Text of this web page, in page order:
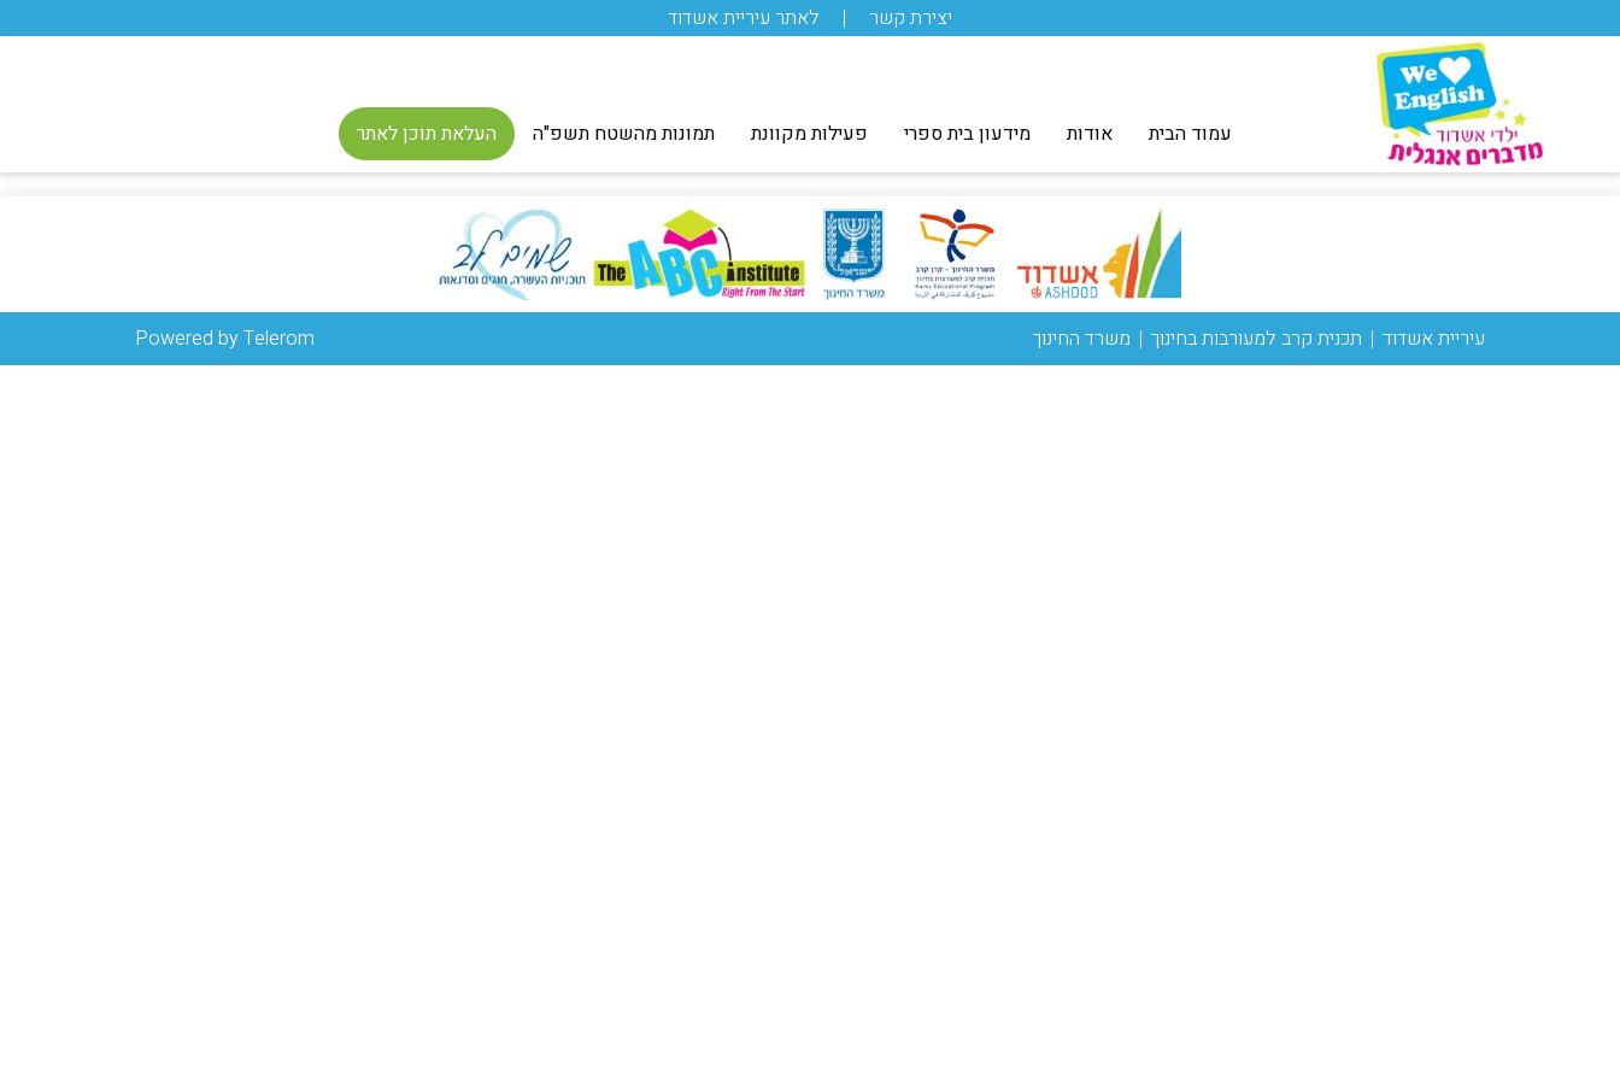
יצירת קשר לאתר עיריית אשדוד
עמוד הבית אודות מידעון בית ספרי פעילות מקוונת תמונות מהשטח תשפ"ה העלאת תוכן לאתר
עיריית אשדוד תכנית קרב למעורבות בחינוך משרד החינוך Powered by Telerom